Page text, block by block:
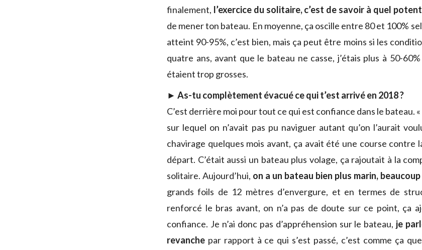
finalement, l’exercice du solitaire, c’est de savoir à quel
de mener ton bateau. En moyenne, ça oscille entre 80 et 100%
atteint 90-95%, c’est bien, mais ça peut être moins si les
quatre ans, avant que le bateau ne casse, j’étais plus à 50-
étaient trop grosses.
► As-tu complètement évacué ce qui t’est arrivé en 2018 ?
C’est derrière moi pour tout ce qui est confiance dans le bateau. «
sur lequel on n’avait pas pu naviguer autant qu’on l’aurait
chavirage quelques mois avant, ça avait été une course contre
départ. C’était aussi un bateau plus volage, ça rajoutait à la
solitaire. Aujourd’hui, on a un bateau bien plus marin,
grands foils de 12 mètres d’envergure, et en termes de
renforcé le bras avant, on n’a pas de doute sur ce point, ça
confiance. Je n’ai donc pas d’appréhension sur le bateau, je
revanche par rapport à ce qui s’est passé, c’est comme ça